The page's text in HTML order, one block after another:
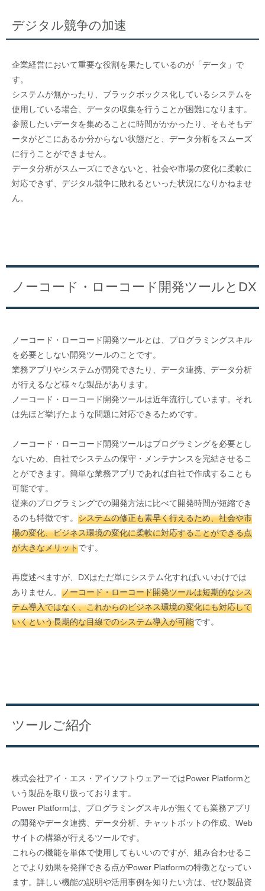
デジタル競争の加速
企業経営において重要な役割を果たしているのが「データ」で
す。
システムが無かったり、ブラックボックス化しているシステムを
使用している場合、データの収集を行うことが困難になります。
参照したいデータを集めることに時間がかかったり、そもそもデ
ータがどこにあるか分からない状態だと、データ分析をスムーズ
に行うことができません。
データ分析がスムーズにできないと、社会や市場の変化に柔軟に
対応できず、デジタル競争に敗れるといった状況になりかねませ
ん。
ノーコード・ローコード開発ツールとDX
ノーコード・ローコード開発ツールとは、プログラミングスキル
を必要としない開発ツールのことです。
業務アプリやシステムが開発できたり、データ連携、データ分析
が行えるなど様々な製品があります。
ノーコード・ローコード開発ツールは近年流行しています。それ
は先ほど挙げたような問題に対応できるためです。
ノーコード・ローコード開発ツールはプログラミングを必要とし
ないため、自社でシステムの保守・メンテナンスを完結させるこ
とができます。簡単な業務アプリであれば自社で作成することも
可能です。
従来のプログラミングでの開発方法に比べて開発時間が短縮でき
るのも特徴です。 システムの修正も素早く行えるため、社会や市
場の変化、ビジネス環境の変化に柔軟に対応することができる点
が大きなメリットです。
再度述べますが、DXはただ単にシステム化すればいいわけでは
ありません。 ノーコード・ローコード開発ツールは短期的なシス
テム導入ではなく、これからのビジネス環境の変化にも対応して
いくという長期的な目線でのシステム導入が可能です。
ツールご紹介
株式会社アイ・エス・アイソフトウェアーではPower Platformと
いう製品を取り扱っております。
Power Platformは、プログラミングスキルが無くても業務アプリ
の開発やデータ連携、データ分析、チャットボットの作成、Web
サイトの構築が行えるツールです。
これらの機能を単体で使用してもいいのですが、組み合わせるこ
とでより効果を発揮できる点がPower Platformの特徴となってい
ます。詳しい機能の説明や活用事例を知りたい方は、ぜひ製品資